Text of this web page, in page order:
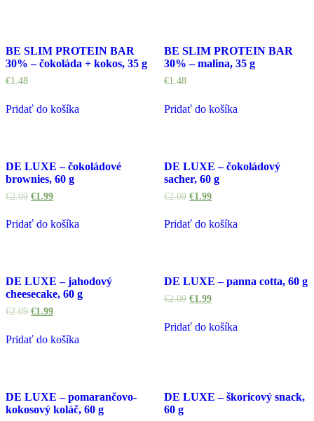
BE SLIM PROTEIN BAR
30% – čokoláda + kokos, 35 g
€1.48
Pridať do košíka
BE SLIM PROTEIN BAR
30% – malina, 35 g
€1.48
Pridať do košíka
DE LUXE – čokoládové
brownies, 60 g
€2.09 €1.99
Pridať do košíka
DE LUXE – čokoládový
sacher, 60 g
€2.09 €1.99
Pridať do košíka
DE LUXE – jahodový
cheesecake, 60 g
€2.09 €1.99
Pridať do košíka
DE LUXE – panna cotta, 60 g
€2.09 €1.99
Pridať do košíka
DE LUXE – pomarančovo-
kokosový koláč, 60 g
DE LUXE – škoricový snack,
60 g